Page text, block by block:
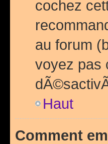
cochez
au forum
voyez pas
Haut
Comment